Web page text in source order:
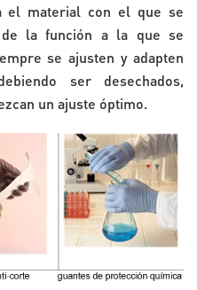
el material con el que se
la función a la que se
se ajusten y adapten
ser desechados,
un ajuste óptimo.